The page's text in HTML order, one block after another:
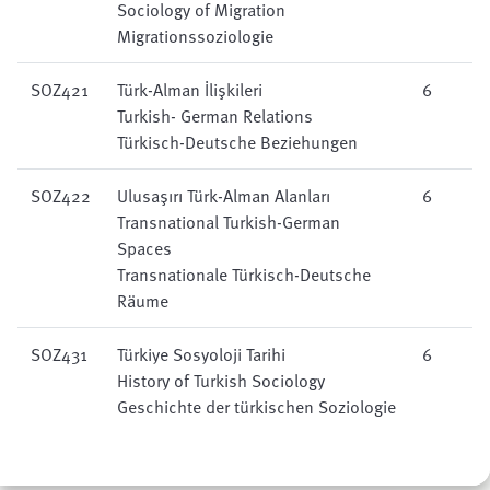
Sociology of Migration
Migrationssoziologie
SOZ421
Türk-Alman İlişkileri
Turkish- German Relations
Türkisch-Deutsche Beziehungen
6
SOZ422
Ulusaşırı Türk-Alman Alanları
Transnational Turkish-German
Spaces
Transnationale Türkisch-Deutsche
Räume
6
SOZ431
Türkiye Sosyoloji Tarihi
History of Turkish Sociology
Geschichte der türkischen Soziologie
6